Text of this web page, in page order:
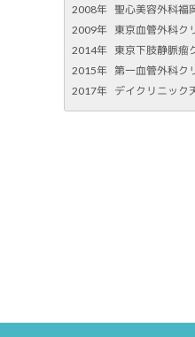
2008年 聖心美容外科福
2009年 東京血管外科ク
2014年 東京下肢静脈瘤
2015年 第一血管外科ク
2017年 デイクリニック